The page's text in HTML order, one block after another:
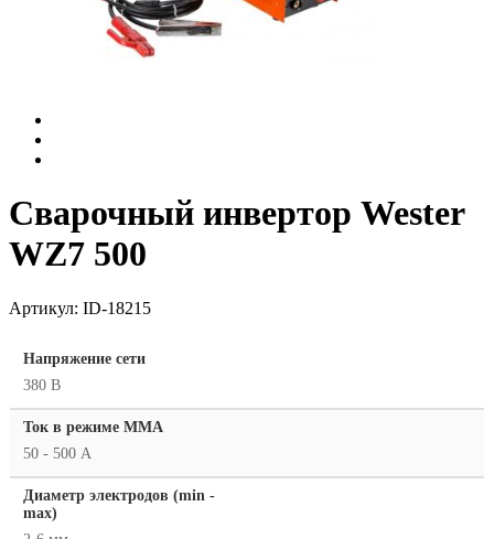
Сварочный инвертор Wester
WZ7 500
Артикул: ID-18215
Напряжение сети
380 В
Ток в режиме ММА
50 - 500 А
Диаметр электродов (min -
max)